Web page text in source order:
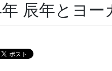
辰年とヨー